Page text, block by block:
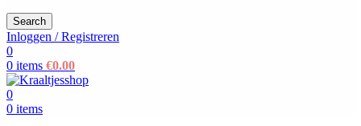
Search
Inloggen / Registreren
0
0 items €0.00
0
0 items